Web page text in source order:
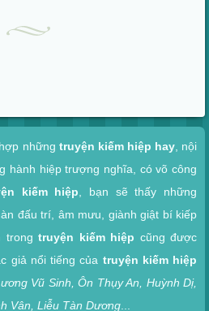
những truyện kiếm hiệp hay, nội
hành hiệp trượng nghĩa, có võ công
kiếm hiệp , bạn sẽ thấy những
đấu trí, âm mưu, giành giật bí kiếp
trong truyện kiếm hiệp cũng được
giả nổi tiếng của truyện kiếm hiệp
Vũ Sinh, Ôn Thụy An, Huỳnh Dị,
Vân, Liễu Tàn Dương